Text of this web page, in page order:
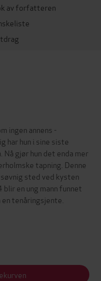
av forfatteren
ingen annens -
har hun i sine siste
gjør hun det enda mer
tapning. Denne
sted ved kysten
en ung mann funnet
tenåringsjente.